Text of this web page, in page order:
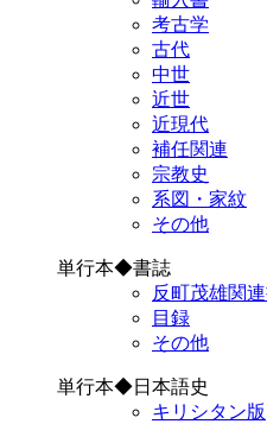
考古学
古代
中世
近世
近現代
補任関連
宗教史
系図・家紋
その他
単行本◆書誌
反町茂雄関
目録
その他
単行本◆日本語史
キリシタン版